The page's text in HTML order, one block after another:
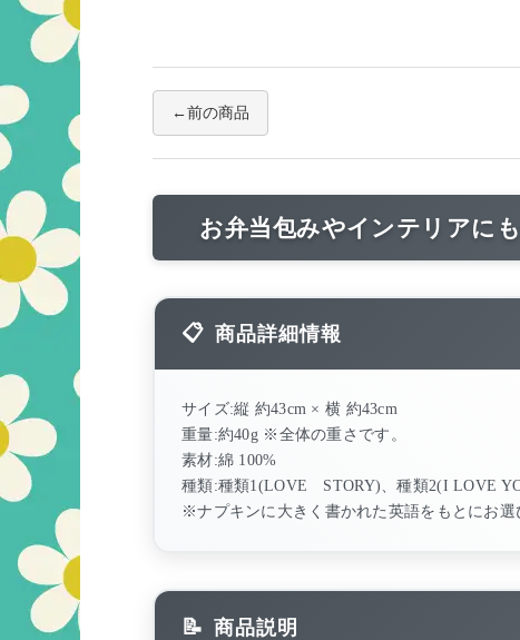
前の商品
お弁当包みやインテリアに
商品詳細情報
サイズ:縦 約43cm × 横 約43cm
重量:約40g ※全体の重さです。
素材:綿 100%
種類:種類1(LOVE STORY)、種類2(I LOVE
※ナプキンに大きく書かれた英語をもとにお選
商品説明